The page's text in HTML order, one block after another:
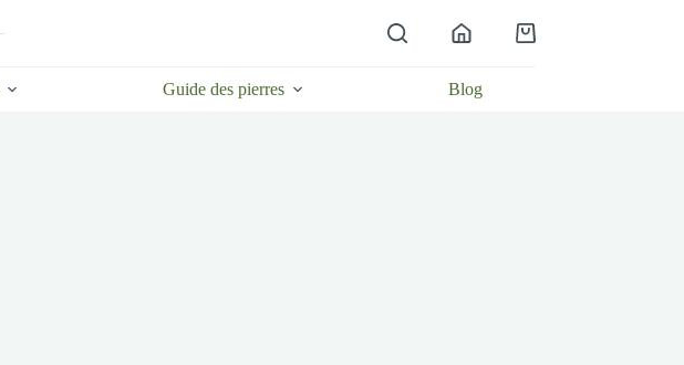
Panier
Guide des pierres Blog